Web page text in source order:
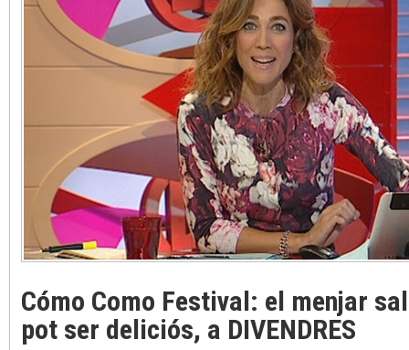
Cómo Como Festival: el menjar
pot ser deliciós, a DIVENDRES